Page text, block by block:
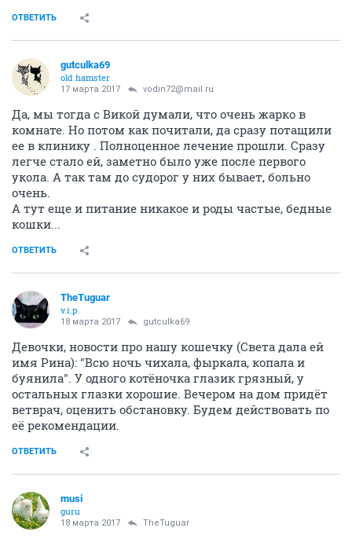
ОТВЕТИТЬ
gutculka69
old hamster
17 марта 2017 vodin72@mail.ru
Да, мы тогда с Викой думали, что очень жарко в
комнате. Но потом как почитали, да сразу потащили
ее в клинику . Полноценное лечение прошли. Сразу
легче стало ей, заметно было уже после первого
укола. А так там до судорог у них бывает, больно
очень.
А тут еще и питание никакое и роды частые, бедные
кошки...
ОТВЕТИТЬ
TheTuguar
v.i.p.
18 марта 2017 gutculka69
Девочки, новости про нашу кошечку (Света дала ей
имя Рина): "Всю ночь чихала, фыркала, копала и
буянила". У одного котёночка глазик грязный, у
остальных глазки хорошие. Вечером на дом придёт
ветврач, оценить обстановку. Будем действовать по
её рекомендации.
ОТВЕТИТЬ
musi
guru
18 марта 2017 TheTuguar